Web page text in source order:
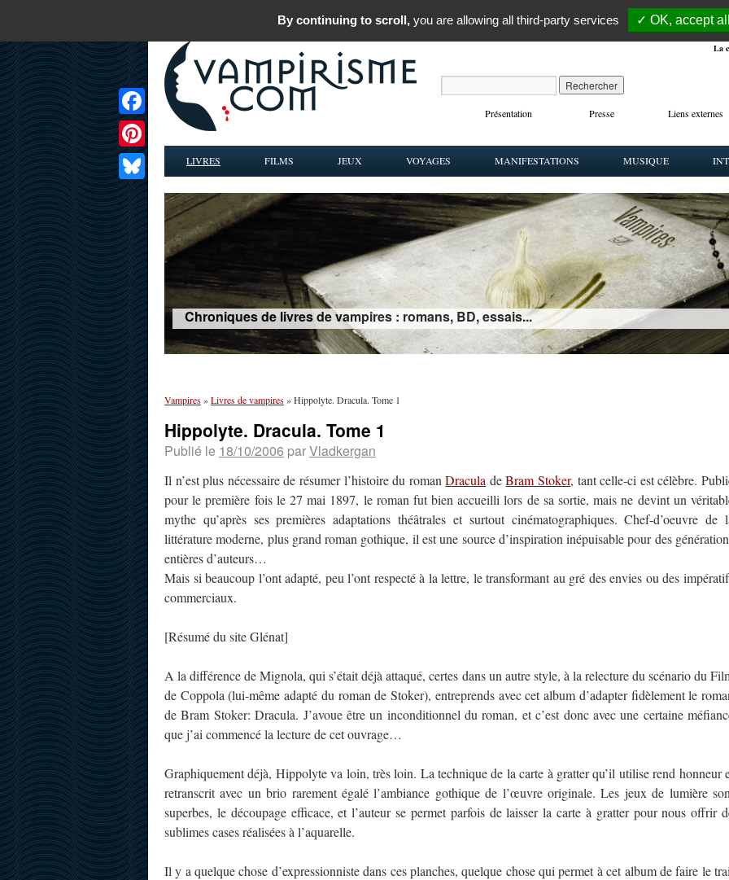
La
Présentation Presse Liens externes
LIVRES FILMS JEUX VOYAGES MANIFESTATIONS MUSIQUE
Chroniques de livres de vampires : romans, BD, essais...
Vampires»Livres de vampires»Hippolyte. Dracula. Tome 1
Hippolyte. Dracula. Tome 1
Publié le 18/10/2006 parVladkergan
Il n’est plus nécessaire de résumer l’histoire du romanDracula deBram Stoker, tant celle-ci est célèbre.
pour le première fois le 27 mai 1897, le roman fut bien accueilli lors de sa sortie, mais ne devint un
mythe qu’après ses premières adaptations théâtrales et surtout cinématographiques. Chef-d’oeuvre de
littérature moderne, plus grand roman gothique, il est une source d’inspiration inépuisable pour des
entières d’auteurs…
Mais si beaucoup l’ont adapté, peu l’ont respecté à la lettre, le transformant au gré des envies ou des
commerciaux.
[Résumé du site Glénat]
A la différence de Mignola, qui s’était déjà attaqué, certes dans un autre style, à la relecture du scénario du
de Coppola (lui-même adapté du roman de Stoker), entreprends avec cet album d’adapter fidèlement le
de Bram Stoker: Dracula. J’avoue être un inconditionnel du roman, et c’est donc avec une certaine
que j’ai commencé la lecture de cet ouvrage…
Graphiquement déjà, Hippolyte va loin, très loin. La technique de la carte à gratter qu’il utilise rend honneur
retranscrit avec un brio rarement égalé l’ambiance gothique de l’œuvre originale. Les jeux de lumière
superbes, le découpage efficace, et l’auteur se permet parfois de laisser la carte à gratter pour nous offrir
sublimes cases réalisées à l’aquarelle.
Il y a quelque chose d’expressionniste dans ces planches, quelque chose qui permet à cet album de faire le
Facebook
Pinterest
Bluesky
By continuing to scroll,you are allowing all third-party services ✓ OK, accept